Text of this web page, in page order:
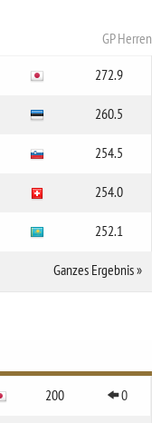
GP Herren
272.9
260.5
254.5
254.0
252.1
Ganzes Ergebnis»
200 0